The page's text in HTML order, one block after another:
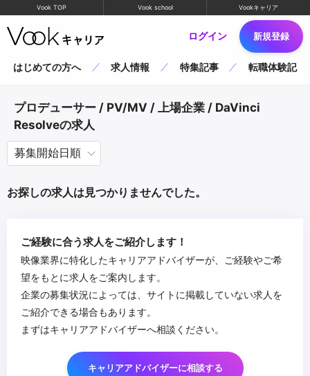
Vook TOP Vook school Vookキャリア
ログイン 新規登録
はじめての方へ 求人情報 特集記事 転職体験記
プロデューサー / PV/MV / 上場企業 / DaVinci
Resolveの求人
お探しの求人は見つかりませんでした。
ご経験に合う求人をご紹介します！
映像業界に特化したキャリアアドバイザーが、ご経験やご希
望をもとに求人をご案内します。
企業の募集状況によっては、サイトに掲載していない求人を
ご紹介できる場合もあります。
まずはキャリアアドバイザーへ相談ください。
キャリアアドバイザーに相談する